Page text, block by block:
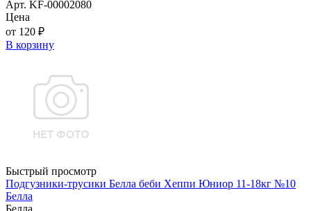
Арт. KF-00002080
Цена
от 120 ₽
В корзину
Быстрый просмотр
Подгузники-трусики Белла беби Хеппи Юниор 11-18кг №10
Белла